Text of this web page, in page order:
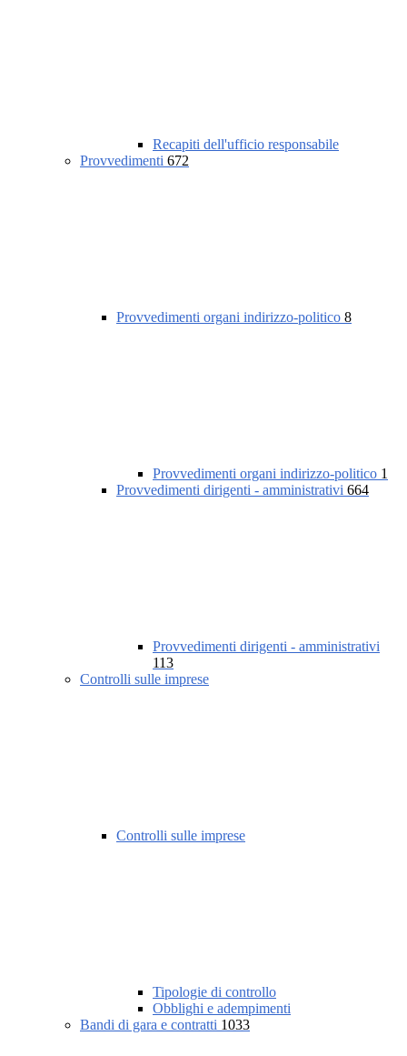
Recapiti dell'ufficio responsabile
Provvedimenti 672
Provvedimenti organi indirizzo-politico 8
Provvedimenti organi indirizzo-politico 1
Provvedimenti dirigenti - amministrativi 664
Provvedimenti dirigenti - amministrativi
113
Controlli sulle imprese
Controlli sulle imprese
Tipologie di controllo
Obblighi e adempimenti
Bandi di gara e contratti 1033